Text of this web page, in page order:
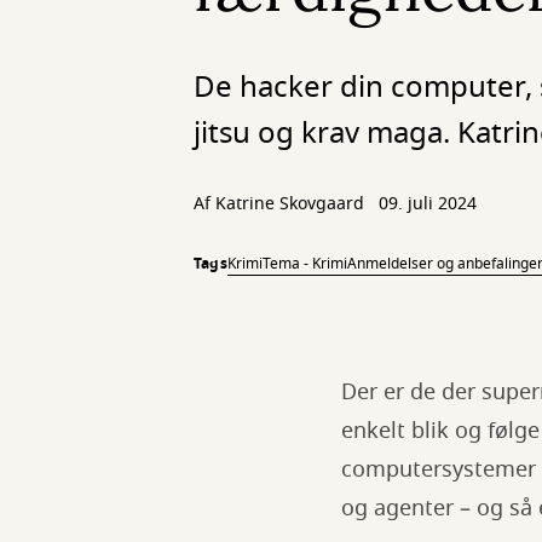
De hacker din
jitsu og krav maga.
AfKatrine Skovgaard 09. juli 2024
TagsKrimiTema - KrimiAnmeldelser og anbefalinger
Der er de der
enkelt blik og
og agenter – og